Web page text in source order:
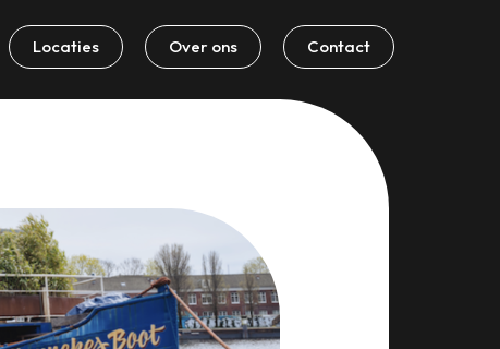
Locaties Over ons Contact